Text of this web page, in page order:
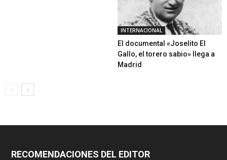
INTERNACIONAL
El documental «Joselito El
Gallo, el torero sabio» llega a
Madrid
RECOMENDACIONES DEL EDITOR